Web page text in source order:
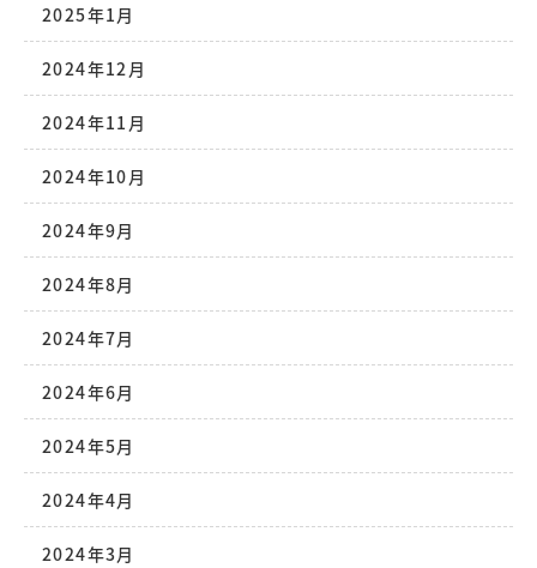
2025年1月
2024年12月
2024年11月
2024年10月
2024年9月
2024年8月
2024年7月
2024年6月
2024年5月
2024年4月
2024年3月